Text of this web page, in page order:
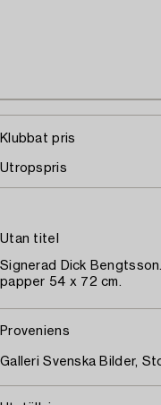
Klubbat pris
Utropspris
Utan titel
Signerad Dick
papper 54 x 72 cm.
Proveniens
Galleri Svenska Bilder,